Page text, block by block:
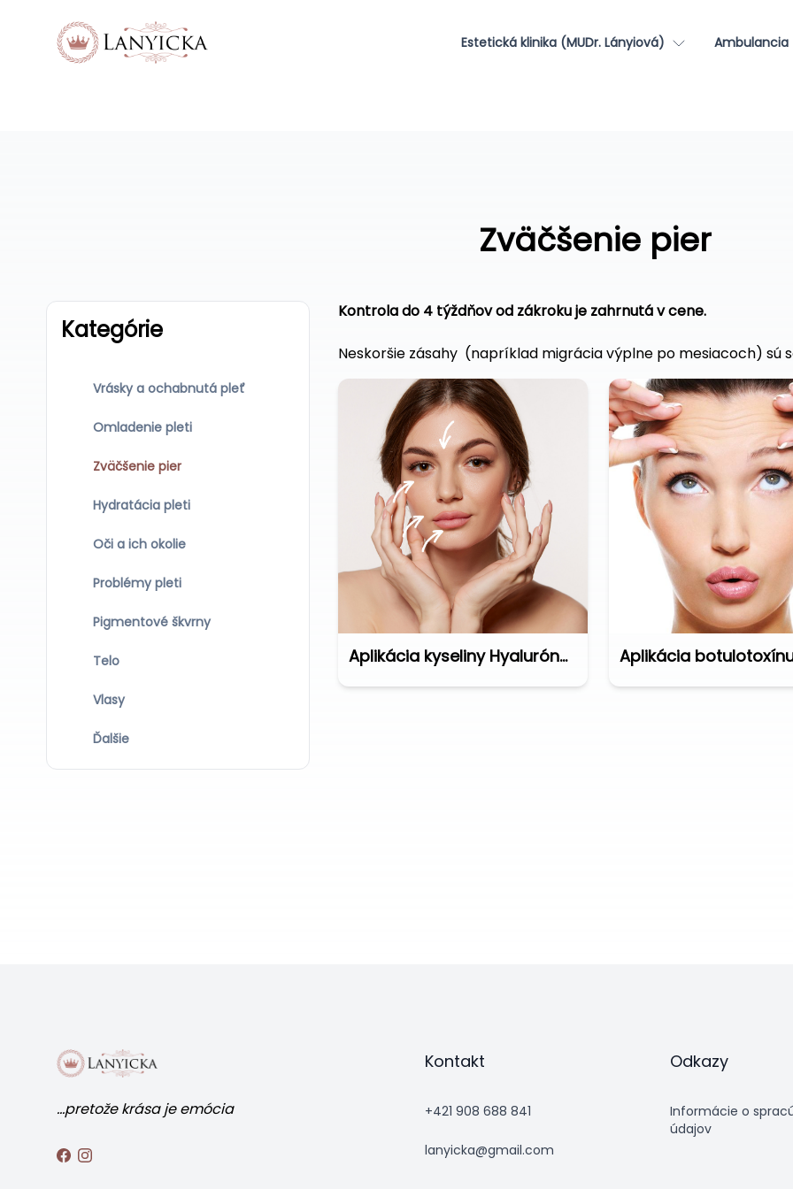
Estetická klinika (MUDr. Lányiová) Ambulancia
Zväčšenie pier
Kategórie
Vrásky a ochabnutá pleť
Omladenie pleti
Zväčšenie pier
Hydratácia pleti
Oči a ich okolie
Problémy pleti
Pigmentové škvrny
Telo
Vlasy
Ďalšie
Kontrola do 4 týždňov od zákroku je zahrnutá v cene.
Neskoršie zásahy (napríklad migrácia výplne po mesiacoch)
Aplikácia kyseliny Hyalurónovej Aplikácia
...pretože krása je emócia
Kontakt
+421 908 688 841
lanyicka@gmail.com
Odkazy
Informácie o
údajov